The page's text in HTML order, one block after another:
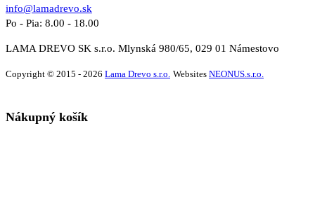
info@lamadrevo.sk
Po - Pia: 8.00 - 18.00
LAMA DREVO SK s.r.o. Mlynská 980/65, 029 01 Námestovo
Copyright © 2015 - 2026 Lama Drevo s.r.o. Websites NEONUS.s.r.o.
Nákupný košík